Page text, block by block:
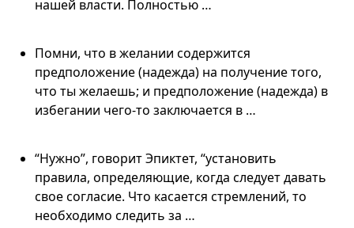
нашей власти. Полностью …
Помни, что в желании содержится
предположение (надежда) на получение того,
что ты желаешь; и предположение (надежда) в
избегании чего-то заключается в …
“Нужно”, говорит Эпиктет, “установить
правила, определяющие, когда следует давать
свое согласие. Что касается стремлений, то
необходимо следить за …